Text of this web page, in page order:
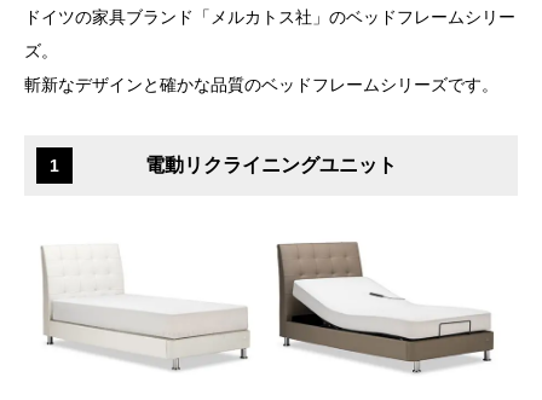
ドイツの家具ブランド「メルカトス社」のベッドフレームシリー
ズ。
斬新なデザインと確かな品質のベッドフレームシリーズです。
1 電動リクライニングユニット